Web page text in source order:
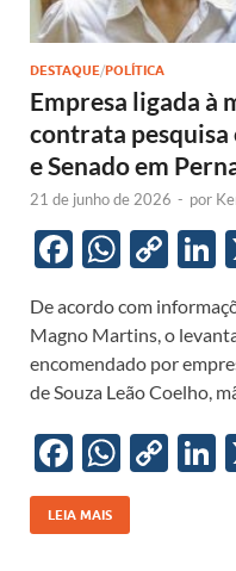
DESTAQUE/POLÍTICA
Empresa ligada à
contrata
e Senado em
21 de junho de 2026 - por
F
e
b
o
o
k
W
at
s
A
p
p
C
p
y
Li
n
k
k
e
n
De acordo com
Magno Martins, o
encomendado por
de Souza Leão Coelho,
F
ac
e
W
h
at
C
LEIA MAIS